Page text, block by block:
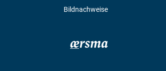
Bildnachweise